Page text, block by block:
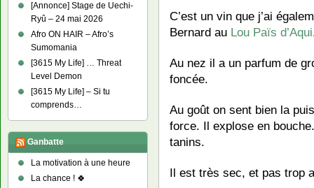
C’est un vin que j’ai
Bernard au Lou Païs d’Aqui
Au nez il a un parfum de
foncée.
Au goût on sent bien la
force. Il explose en
tanins.
Il est très sec, et pas trop
[Annonce] Stage de Uechi-
Ryû – 24 mai 2026
Afro ON HAIR – Afro’s
Sumomania
[3615 My Life] … Threat
Level Demon
[3615 My Life] – Si tu
comprends…
Ganbatte
La motivation à une heure
La chance ! 🍀